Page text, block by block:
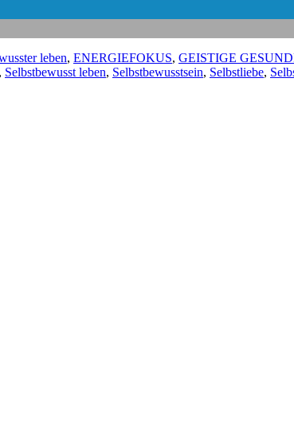
leben, ENERGIEFOKUS, GEISTIGE
, Selbstbewusst leben, Selbstbewusstsein, Selbstliebe,